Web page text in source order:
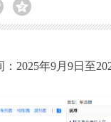
2025年9月9日至